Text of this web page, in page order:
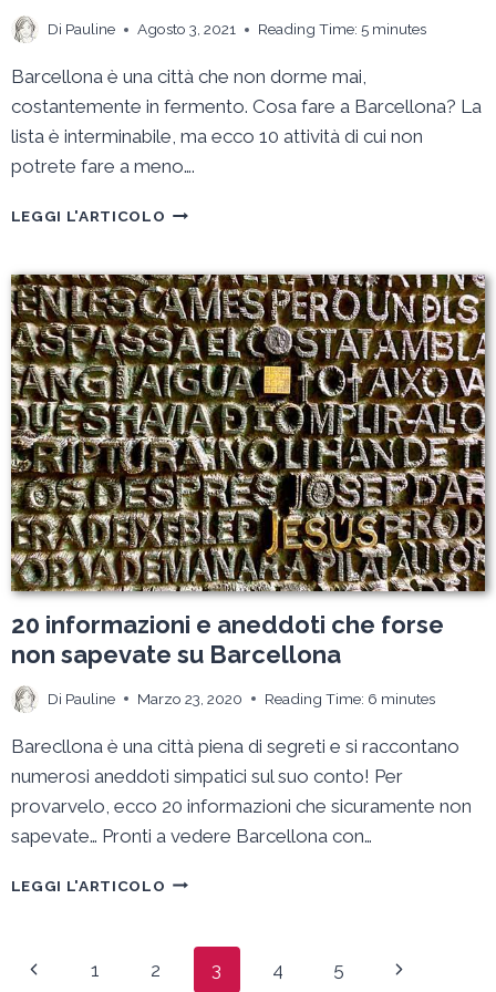
Di Pauline Agosto 3, 2021 Reading Time: 5 minutes
Barcellona è una città che non dorme mai,
costantemente in fermento. Cosa fare a Barcellona? La
lista è interminabile, ma ecco 10 attività di cui non
potrete fare a meno….
LEGGI L'ARTICOLO COSA
BARCELLONA?
TOP
10
DELLE
ATTIVITÀ
IMPERDIBILI
NELLA
CAPITALE
CATALANA
20 informazioni e aneddoti che forse
non sapevate su Barcellona
Di Pauline Marzo 23, 2020 Reading Time: 6 minutes
Barecllona è una città piena di segreti e si raccontano
numerosi aneddoti simpatici sul suo conto! Per
provarvelo, ecco 20 informazioni che sicuramente non
sapevate… Pronti a vedere Barcellona con…
LEGGI L'ARTICOLO 20
ANEDDOTI
Navigazione
Pagina
1 2 3 4 5
Pagina